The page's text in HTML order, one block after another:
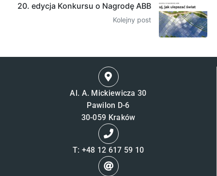
20. edycja Konkursu o Nagrodę ABB
Kolejny post
Al. A. Mickiewicza 30
Pawilon D-6
30-059 Kraków
T: +48 12 617 59 10